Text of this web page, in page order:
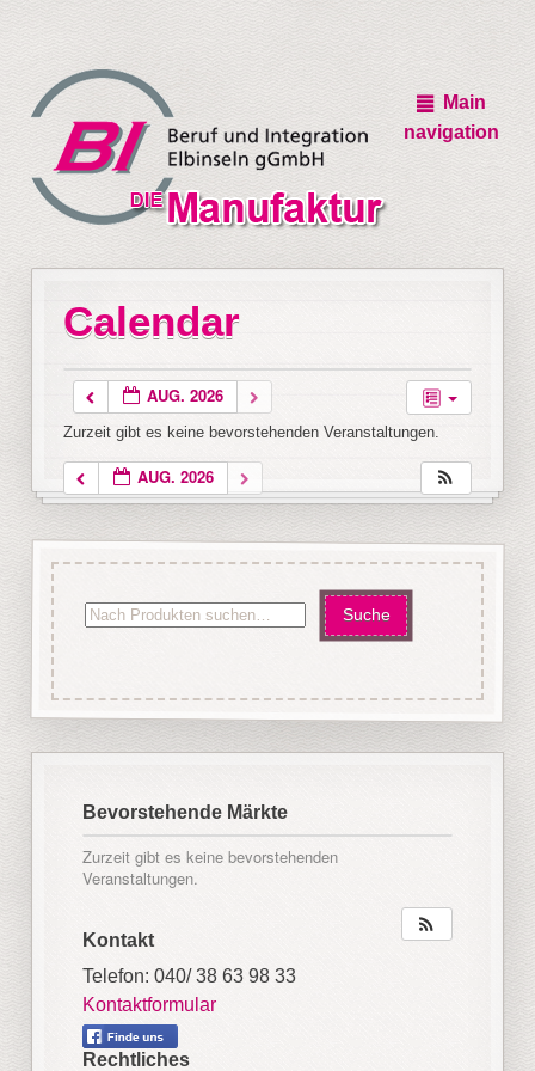
Main
navigation
Calendar
AUG. 2026
Zurzeit gibt es keine bevorstehenden Veranstaltungen.
AUG. 2026
Bevorstehende Märkte
Zurzeit gibt es keine bevorstehenden
Veranstaltungen.
Kontakt
Telefon: 040/ 38 63 98 33
Kontaktformular
Rechtliches